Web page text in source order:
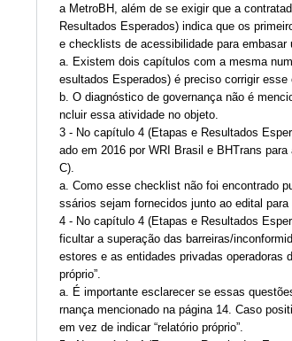
a MetroBH, além de se exigir que a
Resultados Esperados) indica que os
e checklists de acessibilidade para embasar
a. Existem dois capítulos com a mesma
esultados Esperados) é preciso corrigir esse
b. O diagnóstico de governança não é
ncluir essa atividade no objeto.
3 - No capítulo 4 (Etapas e Resultados
ado em 2016 por WRI Brasil e BHTrans
C).
a. Como esse checklist não foi encontrado
ssários sejam fornecidos junto ao edital para
4 - No capítulo 4 (Etapas e Resultados
ficultar a superação das barreiras/
estores e as entidades privadas
próprio”.
a. É importante esclarecer se essas
rnança mencionado na página 14. Caso
em vez de indicar “relatório próprio”.